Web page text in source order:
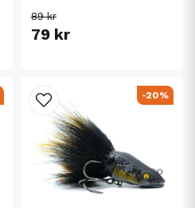
89 kr
79 kr
-20%